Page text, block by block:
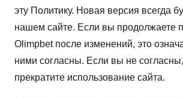
эту Политику. Новая версия всегда
нашем сайте. Если вы продолжаете
Olimpbet после изменений, это
ними согласны. Если вы не
прекратите использование сайта.